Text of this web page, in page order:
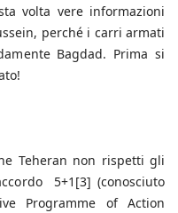
volta vere informazioni
perché i carri armati
Bagdad. Prima si
Teheran non rispetti gli
5+1[3] (conosciuto
Programme of Action